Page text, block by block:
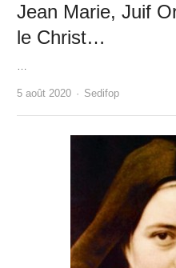
Jean Marie, Juif
le Christ…
…
5 août 2020 Author
Sedifop